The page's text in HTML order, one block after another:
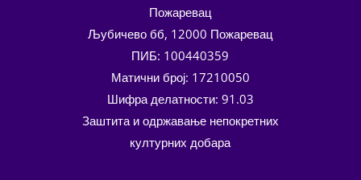
Пожаревац
Љубичево бб, 12000 Пожаревац
ПИБ: 100440359
Матични број: 17210050
Шифра делатности: 91.03
Заштита и одржавање непокретних
културних добара